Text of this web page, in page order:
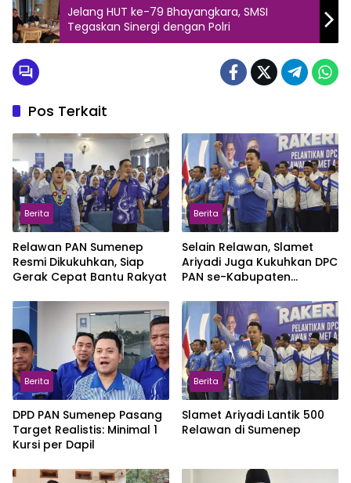
Jelang HUT ke-79 Bhayangkara, SMSI
Tegaskan Sinergi dengan Polri
Pos Terkait
Berita
Relawan PAN Sumenep
Resmi Dikukuhkan, Siap
Gerak Cepat Bantu Rakyat
Berita
Selain Relawan, Slamet
Ariyadi Juga Kukuhkan DPC
PAN se-Kabupaten
Berita
DPD PAN Sumenep Pasang
Target Realistis: Minimal 1
Kursi per Dapil
Berita
Slamet Ariyadi Lantik 500
Relawan di Sumenep